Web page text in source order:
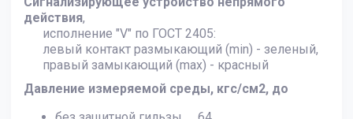
действия,
исполнение "V" по ГОСТ 2405:
левый контакт размыкающий (min) - зеленый,
правый замыкающий (max) - красный
Давление измеряемой среды, кгс/см2, до